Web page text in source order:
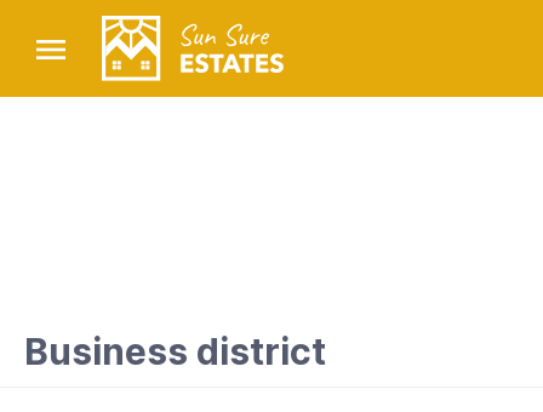
Business district